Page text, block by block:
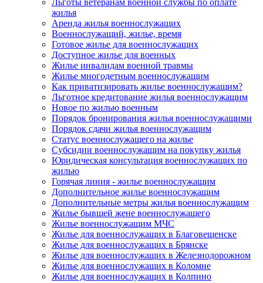
Льготы ветеранам военной службы по оплате
жилья
Аренда жилья военнослужащих
Военнослужащий, жилье, время
Готовое жилье для военнослужащих
Доступное жилье для военных
Жилье инвалидам военной травмы
Жилье многодетным военнослужащим
Как приватизировать жилье военнослужащим?
Льготное кредитование жилья военнослужащим
Новое по жилью военным
Порядок бронирования жилья военнослужащими
Порядок сдачи жилья военнослужащим
Статус военнослужащего на жилье
Субсидии военнослужащим на покупку жилья
Юридическая консультация военнослужащих по
жилью
Горячая линия - жилье военнослужащим
Дополнительное жилье военнослужащим
Дополнительные метры жилья военнослужащим
Жилье бывшей жене военнослужащего
Жилье военнослужащим МЧС
Жилье для военнослужащих в Благовещенске
Жилье для военнослужащих в Брянске
Жилье для военнослужащих в Железнодорожном
Жилье для военнослужащих в Коломне
Жилье для военнослужащих в Колпино